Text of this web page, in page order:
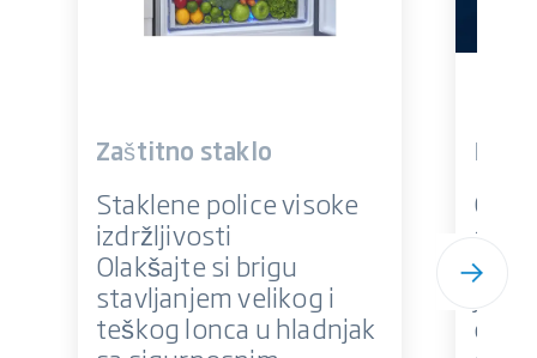
Zaštitno staklo
Staklene police visoke
izdržljivosti
Olakšajte si brigu
stavljanjem velikog i
teškog lonca u hladnjak
je